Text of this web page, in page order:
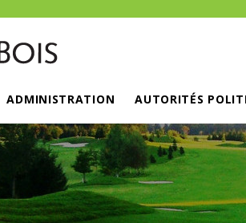
ADMINISTRATION AUTORITÉS